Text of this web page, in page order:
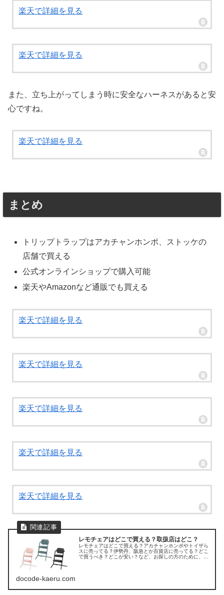
楽天で詳細を見る
楽天で詳細を見る
また、立ち上がってしまう時に安全なハーネスがあると安
心ですね。
楽天で詳細を見る
まとめ
トリップトラップはアカチャンホンポ、ストッケの
店舗で買える
公式オンラインショップで購入可能
楽天やAmazonなど通販でも買える
楽天で詳細を見る
楽天で詳細を見る
楽天で詳細を見る
楽天で詳細を見る
楽天で詳細を見る
レモチェアはどこで買える？取扱店はどこ？
レモチェアはどこで買える？アカチャンホンポやトイザら
スに売ってる？伊勢丹、阪急とか百貨店に売ってる？どこ
で買うべき？どこが安い？など、お探しの方のために、サ
docode-kaeru.com